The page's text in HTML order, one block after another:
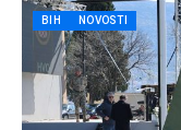
BIH NOVOSTI